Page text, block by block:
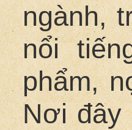
ngành,
nổi
phẩm,
Nơi đây